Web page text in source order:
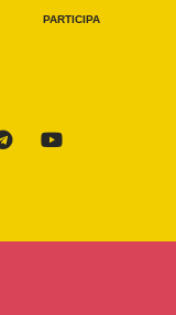
PARTICIPA